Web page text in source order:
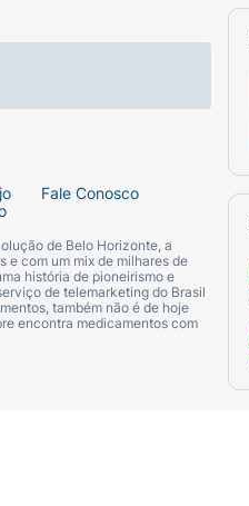
Fale Conosco
de Belo Horizonte, a
e com um mix de milhares de
história de pioneirismo e
de telemarketing do Brasil
também não é de hoje
encontra medicamentos com